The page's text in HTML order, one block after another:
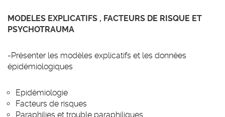
MODELES EXPLICATIFS , FACTEURS DE RISQUE ET
PSYCHOTRAUMA
-Présenter les modèles explicatifs et les données
épidémiologiques
Epidémiologie
Facteurs de risques
Paraphilies et trouble paraphiliques